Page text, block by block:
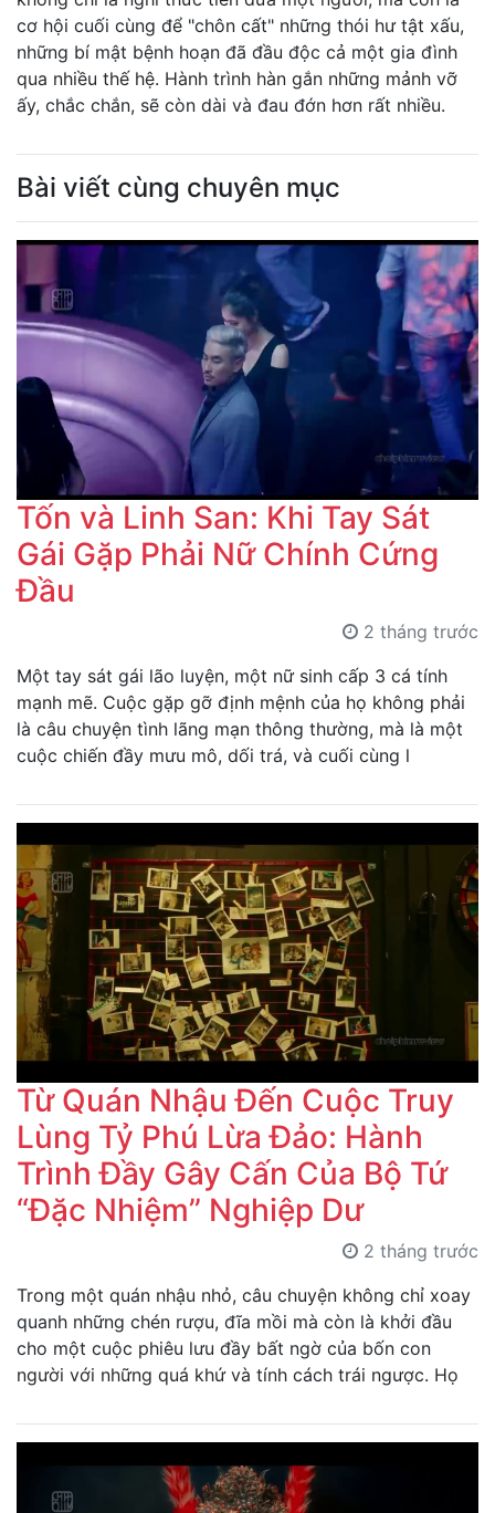
cơ hội cuối cùng để "chôn cất" những thói hư tật xấu,
những bí mật bệnh hoạn đã đầu độc cả một gia đình
qua nhiều thế hệ. Hành trình hàn gắn những mảnh vỡ
ấy, chắc chắn, sẽ còn dài và đau đớn hơn rất nhiều.
Bài viết cùng chuyên mục
Tốn và Linh San: Khi Tay Sát
Gái Gặp Phải Nữ Chính Cứng
Đầu
2 tháng trước
Một tay sát gái lão luyện, một nữ sinh cấp 3 cá tính
mạnh mẽ. Cuộc gặp gỡ định mệnh của họ không phải
là câu chuyện tình lãng mạn thông thường, mà là một
cuộc chiến đầy mưu mô, dối trá, và cuối cùng l
Từ Quán Nhậu Đến Cuộc Truy
Lùng Tỷ Phú Lừa Đảo: Hành
Trình Đầy Gây Cấn Của Bộ Tứ
“Đặc Nhiệm” Nghiệp Dư
2 tháng trước
Trong một quán nhậu nhỏ, câu chuyện không chỉ xoay
quanh những chén rượu, đĩa mồi mà còn là khởi đầu
cho một cuộc phiêu lưu đầy bất ngờ của bốn con
người với những quá khứ và tính cách trái ngược. Họ